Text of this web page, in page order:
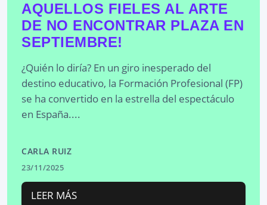
AQUELLOS FIELES AL ARTE
DE NO ENCONTRAR PLAZA EN
SEPTIEMBRE!
¿Quién lo diría? En un giro inesperado del
destino educativo, la Formación Profesional (FP)
se ha convertido en la estrella del espectáculo
en España....
CARLA RUIZ
23/11/2025
LEER MÁS